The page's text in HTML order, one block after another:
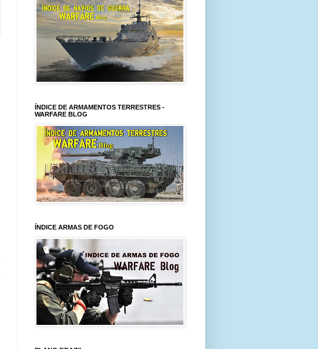
ÍNDICE DE ARMAMENTOS TERRESTRES -
WARFARE BLOG
ÍNDICE ARMAS DE FOGO